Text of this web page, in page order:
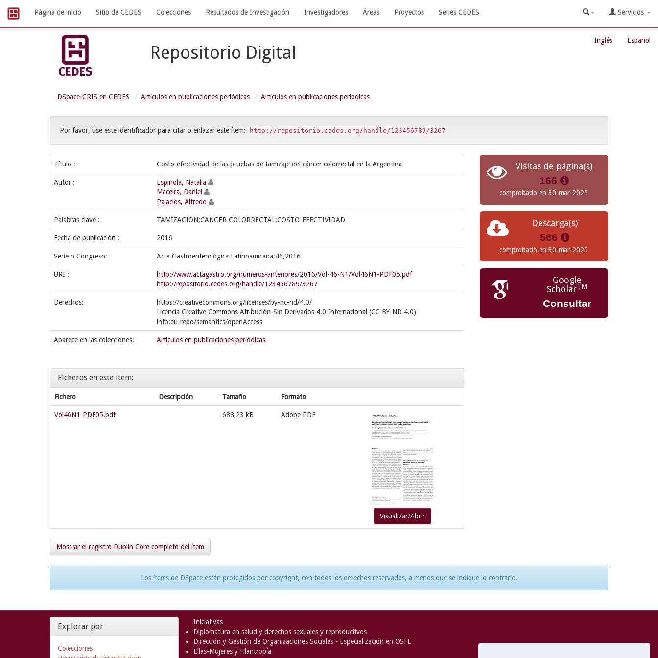
navigation
Página de inicio Sitio de CEDES Colecciones Resultados de Investigación Investigadores Áreas Proyectos Series CEDES Servicios
Inglés Español
Repositorio Digital
DSpace-CRIS en CEDES Artículos en publicaciones periódicas Artículos en publicaciones periódicas
Por favor, use este identificador para citar o enlazar este ítem: http://repositorio.cedes.org/handle/123456789/3267
Título : Costo-efectividad de las pruebas de tamizaje del cáncer colorrectal en la Argentina
Autor :
Espinola, Natalia
Maceira, Daniel
Palacios, Alfredo
Palabras clave : TAMIZACION;CANCER COLORRECTAL;COSTO-EFECTIVIDAD
Fecha de publicación : 2016
Serie o Congreso: Acta Gastroenterológica Latinoamicana;46,2016
URI :
http://www.actagastro.org/numeros-anteriores/2016/Vol-46-N1/Vol46N1-PDF05.pdf
http://repositorio.cedes.org/handle/123456789/3267
Derechos:
https://creativecommons.org/licenses/by-nc-nd/4.0/
Licencia Creative Commons Atribución-Sin Derivados 4.0 Internacional (CC BY-ND 4.0)
info:eu-repo/semantics/openAccess
Aparece en las colecciones: Artículos en publicaciones periódicas
Ficheros en este ítem:
Fichero Descripción Tamaño Formato
Vol46N1-PDF05.pdf 688,23 kB Adobe PDF
Visualizar/Abrir
Mostrar el registro Dublin Core completo del ítem
Visitas de página(s)
166
comprobado en 30-mar-2025
Descarga(s)
566
comprobado en 30-mar-2025
Google
ScholarTM
Consultar
Los ítems de DSpace están protegidos por copyright, con todos los derechos reservados, a menos que se indique lo contrario.
Explorar por
Colecciones
Iniciativas
Diplomatura en salud y derechos sexuales y reproductivos
Dirección y Gestión de Organizaciones Sociales - Especialización en OSFL
Ellas-Mujeres y Filantropía